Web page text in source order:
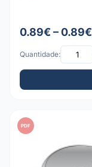
0.89€ – 0.89€
Quantidade:
PDF